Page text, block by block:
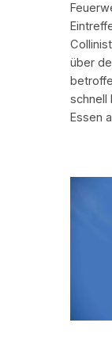
über
schnell
Essen